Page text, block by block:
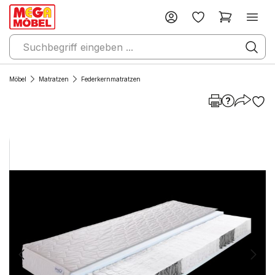
Möbel Matratzen Federkernmatratzen